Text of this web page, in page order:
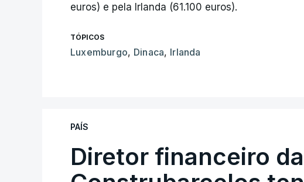
euros) e pela Irlanda (61.100 euros).
TÓPICOS
Luxemburgo, Dinaca, Irlanda
PAÍS
Diretor financeiro